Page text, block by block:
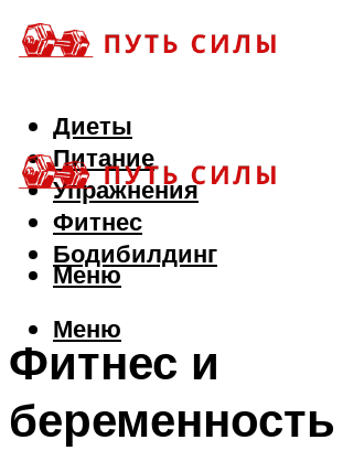
Диеты
Питание
Упражнения
Фитнес
Бодибилдинг
Меню
Меню
Фитнес и
беременность